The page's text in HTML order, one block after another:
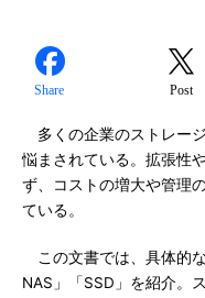
Share Post
多くの企業のストレー
悩まされている。拡張性
ず、コストの増大や管理
ている。
この文書では、具体的
NAS」「SSD」を紹介。